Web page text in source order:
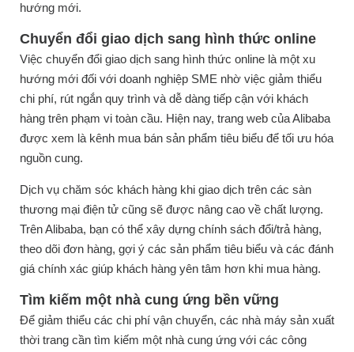
hướng mới.
Chuyển đổi giao dịch sang hình thức online
Việc chuyển đổi giao dịch sang hình thức online là một xu
hướng mới đối với doanh nghiệp SME nhờ việc giảm thiểu
chi phí, rút ngắn quy trình và dễ dàng tiếp cận với khách
hàng trên phạm vi toàn cầu. Hiện nay, trang web của Alibaba
được xem là kênh mua bán sản phẩm tiêu biểu để tối ưu hóa
nguồn cung.
Dịch vụ chăm sóc khách hàng khi giao dịch trên các sàn
thương mại điện tử cũng sẽ được nâng cao về chất lượng.
Trên Alibaba, bạn có thể xây dựng chính sách đổi/trả hàng,
theo dõi đơn hàng, gợi ý các sản phẩm tiêu biểu và các đánh
giá chính xác giúp khách hàng yên tâm hơn khi mua hàng.
Tìm kiếm một nhà cung ứng bền vững
Để giảm thiểu các chi phí vận chuyển, các nhà máy sản xuất
thời trang cần tìm kiếm một nhà cung ứng với các công